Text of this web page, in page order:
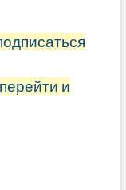
перейти и